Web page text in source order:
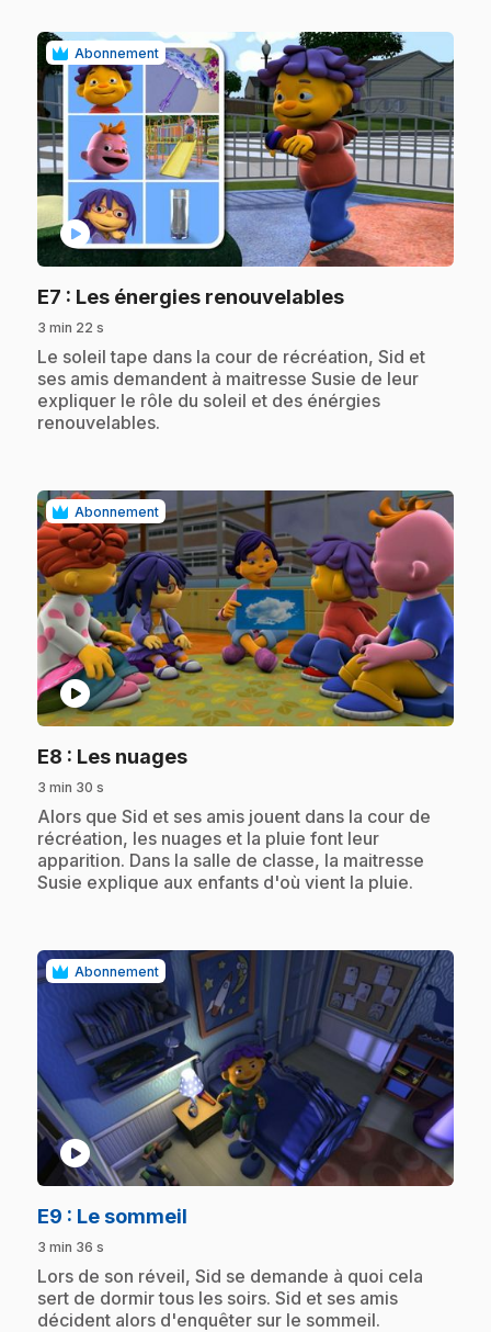
Abonnement
play_circle
E7 : Les énergies renouvelables.
3 min 22 s
.Le soleil tape dans la cour de récréation, Sid et
ses amis demandent à maitresse Susie de leur
expliquer le rôle du soleil et des énérgies
renouvelables.
Abonnement
play_circle
E8 : Les nuages.
3 min 30 s
.Alors que Sid et ses amis jouent dans la cour de
récréation, les nuages et la pluie font leur
apparition. Dans la salle de classe, la maitresse
Susie explique aux enfants d'où vient la pluie.
Abonnement
play_circle
E9 : Le sommeil
3 min 36 s
.Lors de son réveil, Sid se demande à quoi cela
sert de dormir tous les soirs. Sid et ses amis
décident alors d'enquêter sur le sommeil.